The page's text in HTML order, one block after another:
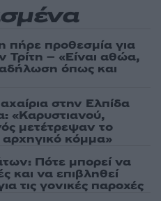
προθεσμία για
Τρίτη – «Είναι αθώα,
όπως και
στην Ελπίδα
«Καρυστιανού,
μετέτρεψαν το
κόμμα»
Πότε μπορεί να
και να επιβληθεί
τις γονικές παροχές